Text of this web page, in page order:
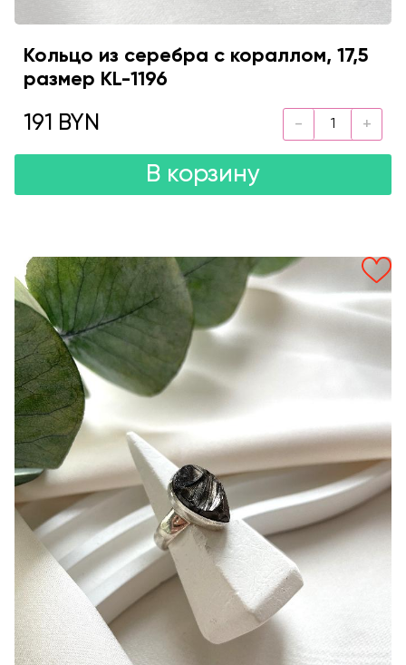
Кольцо из серебра с кораллом, 17,5
размер KL-1196
191 BYN
В корзину